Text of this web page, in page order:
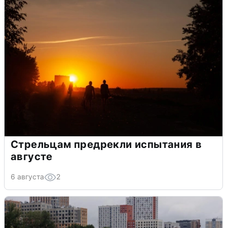
Стрельцам предрекли испытания в
августе
6 августа 2